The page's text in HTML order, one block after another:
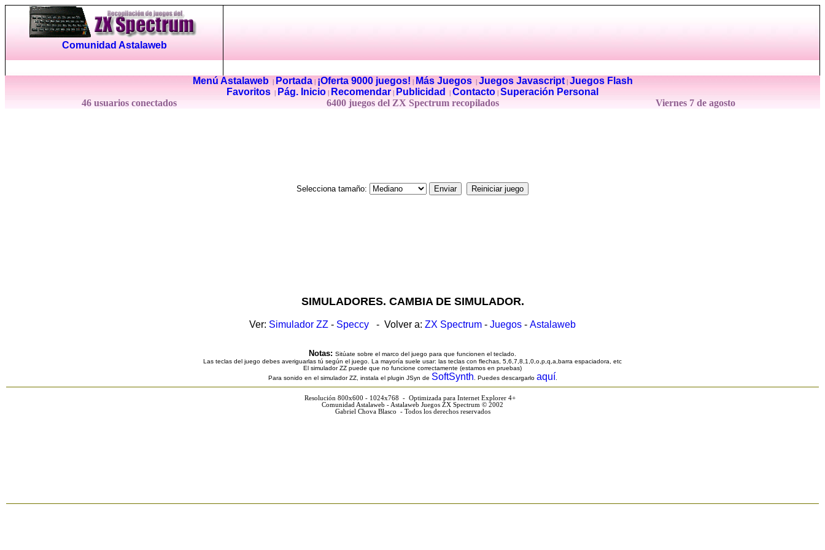
Comunidad Astalaweb
Menú Astalaweb| Portada| ¡Oferta 9000 juegos! Más Juegos| Juegos Javascript| Juegos Flash
Favoritos
Pág. Inicio Recomendar Publicidad Contacto Superación Personal
46 usuarios conectados
6400 juegos del ZX Spectrum recopilados Viernes 7 de agosto
Selecciona tamaño:
SIMULADORES. CAMBIA DE SIMULADOR.
Ver: Simulador ZZ - Speccy - Volver a: ZX Spectrum - Juegos - Astalaweb
Notas: Sitúate sobre el marco del juego para que funcionen el teclado.
Las teclas del juego debes averiguarlas tú según el juego. La mayoría suele usar: las teclas con flechas, 5,6,7,8,1,0,o,p,q,a,barra espaciadora, etc
El simulador ZZ puede que no funcione correctamente (estamos en pruebas)
Para sonido en el simulador ZZ, instala el plugin JSyn de SoftSynth . Puedes descargarlo aquí
Resolución 800x600 - 1024x768 - Optimizada para Internet Explorer 4+
Comunidad Astalaweb - Astalaweb Juegos ZX Spectrum © 2002
Gabriel Chova Blasco - Todos los derechos reservados